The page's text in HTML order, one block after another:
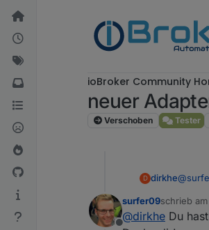
Weiter zum Inhalt
ioBroker Community
neuer
Verschoben Tester
D dirkhe@
surfer09schrieb am
zuletzt
@dirkhe Du